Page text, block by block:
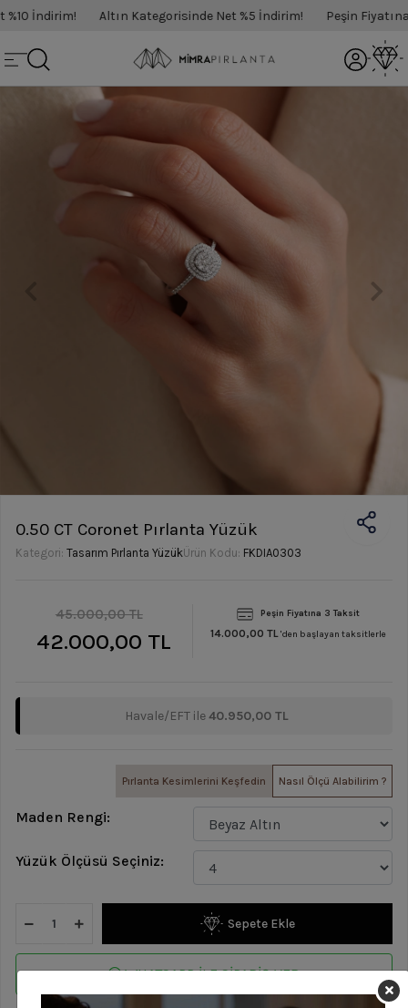
İndirim! Altın Kategorisinde Net %5 İndirim! Peşin Fiyatına
0.50 CT Coronet Pırlanta Yüzük
Kategori: Tasarım Pırlanta YüzükÜrün Kodu: FKDIA0303
45.000,00 TL
42.000,00 TL
Peşin Fiyatına 3 Taksit
14.000,00 TL'den başlayan taksitlerle
Havale/EFT ile40.950,00 TL
Pırlanta Kesimlerini Keşfedin Nasıl Ölçü Alabilirim ?
Maden Rengi:
Yüzük Ölçüsü Seçiniz:
Sepete Ekle
WHATSAPP İLE SİPARİŞ VER